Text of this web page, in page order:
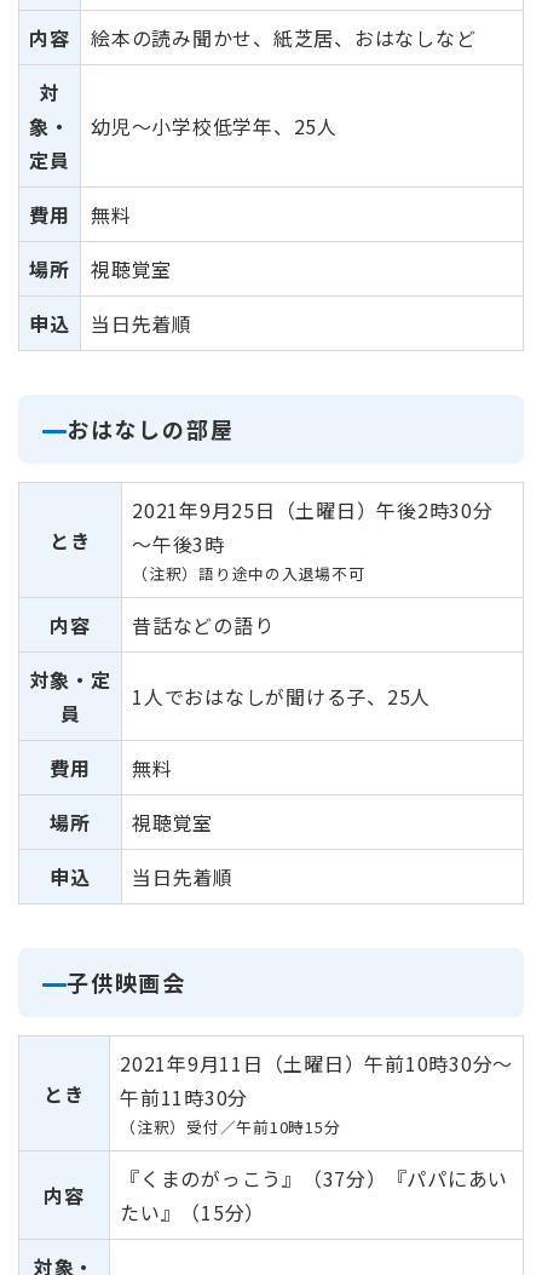
内容
絵本の読み聞かせ、紙芝居、おはなしなど
対
象・
定員
幼児～小学校低学年、25人
費用
無料
場所
視聴覚室
申込
当日先着順
おはなしの部屋
とき
2021年9月25日（土曜日）午後2時30分
～午後3時
（注釈）語り途中の入退場不可
内容
昔話などの語り
対象・定
員
1人でおはなしが聞ける子、25人
費用
無料
場所
視聴覚室
申込
当日先着順
子供映画会
とき
2021年9月11日（土曜日）午前10時30分～
午前11時30分
（注釈）受付／午前10時15分
内容
『くまのがっこう』（37分）『パパにあい
たい』（15分）
対象・